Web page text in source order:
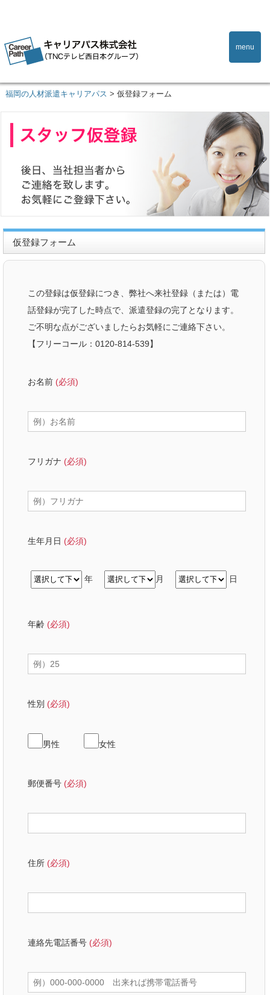
menu
福岡の人材派遣キャリアパス > 仮登録フォーム
仮登録フォーム
この登録は仮登録につき、弊社へ来社登録（または）電
話登録が完了した時点で、派遣登録の完了となります。
ご不明な点がございましたらお気軽にご連絡下さい。
【フリーコール：0120-814-539】
お名前 (必須)
フリガナ (必須)
生年月日 (必須)
年 月 日
年齢 (必須)
性別 (必須)
男性 女性
郵便番号 (必須)
住所 (必須)
連絡先電話番号 (必須)